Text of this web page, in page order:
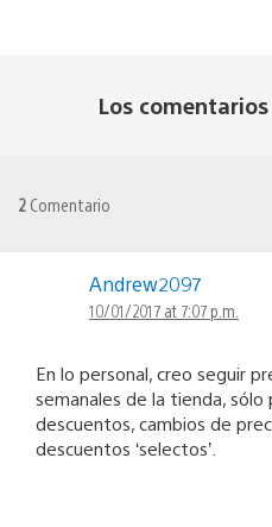
Los
2 Comentario
Andrew2097
10/01/2017 at 7:07 p.m.
En lo personal, creo seguir
semanales de la tienda,
descuentos, cambios de
descuentos ‘selectos’.